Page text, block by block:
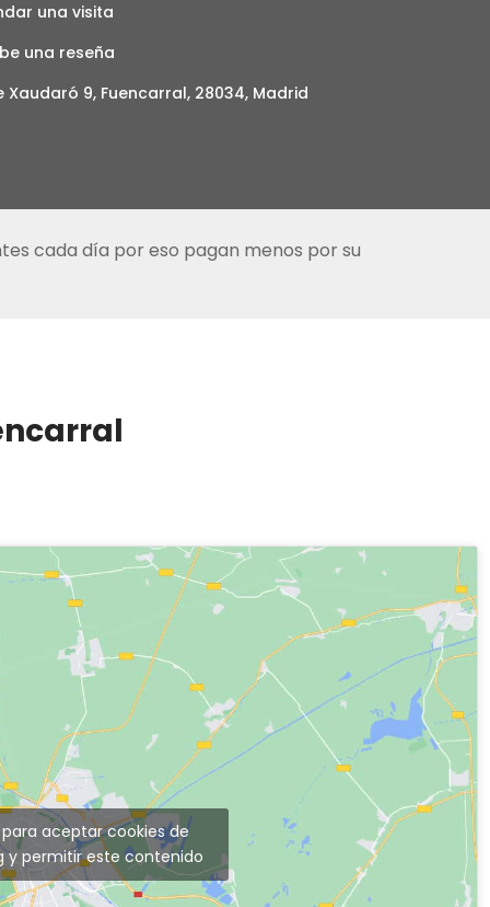
una visita
una reseña
Xaudaró 9, Fuencarral, 28034, Madrid
cada día por eso pagan menos por su
aceptar cookies de
y permitir este contenido